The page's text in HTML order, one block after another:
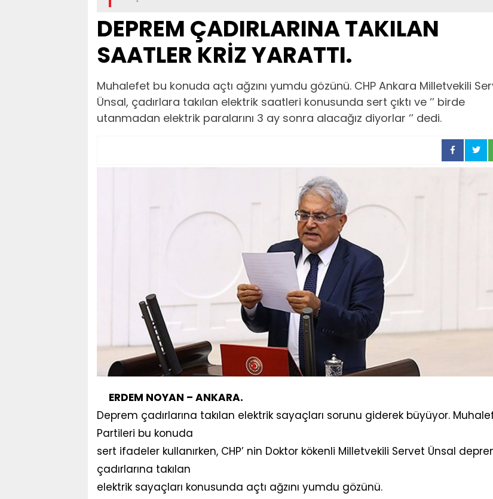
DEPREM ÇADIRLARINA TAKILAN
SAATLER KRİZ YARATTI.
Muhalefet bu konuda açtı ağzını yumdu gözünü. CHP Ankara Milletvekili
Ünsal, çadırlara takılan elektrik saatleri konusunda sert çıktı ve ‘’ birde
utanmadan elektrik paralarını 3 ay sonra alacağız diyorlar ‘’ dedi.
ERDEM NOYAN – ANKARA.
Deprem çadırlarına takılan elektrik sayaçları sorunu giderek büyüyor.
Partileri bu konuda
sert ifadeler kullanırken, CHP’ nin Doktor kökenli Milletvekili Servet Ünsal
çadırlarına takılan
elektrik sayaçları konusunda açtı ağzını yumdu gözünü.